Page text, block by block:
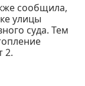
сообщила,
улицы
суда. Тем
2.